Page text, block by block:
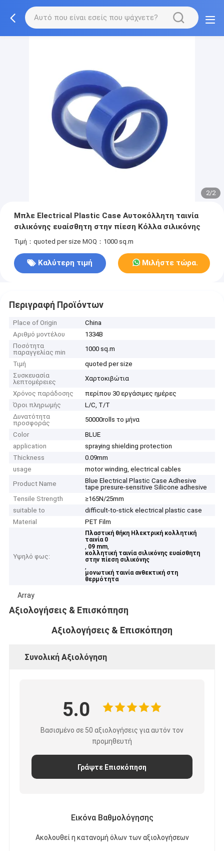
2/2
Μπλε Electrical Plastic Case Αυτοκόλλητη ταινία
σιλικόνης ευαίσθητη στην πίεση Κόλλα σιλικόνης
Τιμή：quoted per size MOQ：1000 sq.m
Καλύτερη τιμή Μιλήστε τώρα.
Περιγραφή Προϊόντων
Place of Origin
China
Αριθμό μοντέλου
1334B
Ποσότητα
παραγγελίας min
1000 sq.m
Τιμή
quoted per size
Συσκευασία
λεπτομέρειες
Χαρτοκιβώτια
Χρόνος παράδοσης
περίπου 30 εργάσιμες ημέρες
Όροι πληρωμής
L/C, T/T
Δυνατότητα
προσφοράς
50000rolls το μήνα
Color
BLUE
application
spraying shielding protection
Thickness
0.09mm
usage
motor winding, electrical cables
Product Name
Blue Electrical Plastic Case Adhesive
tape presure-sensitive Silicone adhesive
Tensile Strength
≥165N/25mm
suitable to
difficult-to-stick electrical plastic case
Material
PET Film
Υψηλό φως:
Πλαστική θήκη Ηλεκτρική κολλητική
ταινία 0
, 09 mm,
κολλητική ταινία σιλικόνης ευαίσθητη
στην πίεση σιλικόνης
,
μονωτική ταινία ανθεκτική στη
θερμότητα
Array
Αξιολογήσεις & Επισκόπηση
Αξιολογήσεις & Επισκόπηση
Συνολική Αξιολόγηση
5.0
Βασισμένο σε 50 αξιολογήσεις για αυτόν τον
προμηθευτή
Γράψτε Επισκόπηση
Εικόνα Βαθμολόγησης
Ακολουθεί η κατανομή όλων των αξιολογήσεων